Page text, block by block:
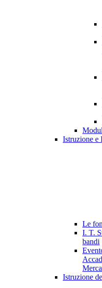
Istruzione e
Le
I. T.
bandi
Istruzione